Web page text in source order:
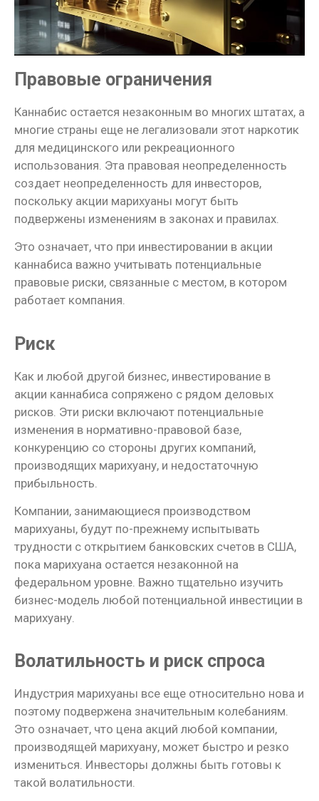
Правовые ограничения
Каннабис остается незаконным во многих штатах, а
многие страны еще не легализовали этот наркотик
для медицинского или рекреационного
использования. Эта правовая неопределенность
создает неопределенность для инвесторов,
поскольку акции марихуаны могут быть
подвержены изменениям в законах и правилах.
Это означает, что при инвестировании в акции
каннабиса важно учитывать потенциальные
правовые риски, связанные с местом, в котором
работает компания.
Риск
Как и любой другой бизнес, инвестирование в
акции каннабиса сопряжено с рядом деловых
рисков. Эти риски включают потенциальные
изменения в нормативно-правовой базе,
конкуренцию со стороны других компаний,
производящих марихуану, и недостаточную
прибыльность.
Компании, занимающиеся производством
марихуаны, будут по-прежнему испытывать
трудности с открытием банковских счетов в США,
пока марихуана остается незаконной на
федеральном уровне. Важно тщательно изучить
бизнес-модель любой потенциальной инвестиции в
марихуану.
Волатильность и риск спроса
Индустрия марихуаны все еще относительно нова и
поэтому подвержена значительным колебаниям.
Это означает, что цена акций любой компании,
производящей марихуану, может быстро и резко
измениться. Инвесторы должны быть готовы к
такой волатильности.